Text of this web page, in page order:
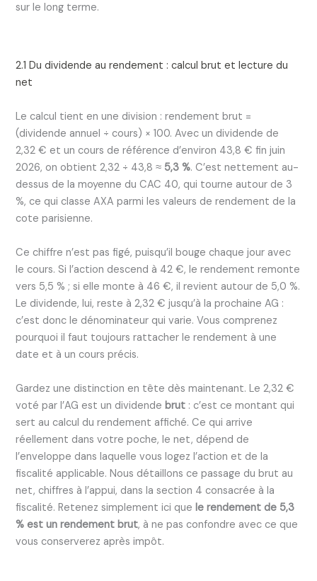
sur le long terme.
2.1 Du dividende au rendement : calcul brut et lecture du
net
Le calcul tient en une division : rendement brut =
(dividende annuel ÷ cours) × 100. Avec un dividende de
2,32 € et un cours de référence d’environ 43,8 € fin juin
2026, on obtient 2,32 ÷ 43,8 ≈ 5,3 %. C’est nettement au-
dessus de la moyenne du CAC 40, qui tourne autour de 3
%, ce qui classe AXA parmi les valeurs de rendement de la
cote parisienne.
Ce chiffre n’est pas figé, puisqu’il bouge chaque jour avec
le cours. Si l’action descend à 42 €, le rendement remonte
vers 5,5 % ; si elle monte à 46 €, il revient autour de 5,0 %.
Le dividende, lui, reste à 2,32 € jusqu’à la prochaine AG :
c’est donc le dénominateur qui varie. Vous comprenez
pourquoi il faut toujours rattacher le rendement à une
date et à un cours précis.
Gardez une distinction en tête dès maintenant. Le 2,32 €
voté par l’AG est un dividendebrut : c’est ce montant qui
sert au calcul du rendement affiché. Ce qui arrive
réellement dans votre poche, le net, dépend de
l’enveloppe dans laquelle vous logez l’action et de la
fiscalité applicable. Nous détaillons ce passage du brut au
net, chiffres à l’appui, dans la section 4 consacrée à la
fiscalité. Retenez simplement ici quele rendement de 5,3
% est un rendement brut, à ne pas confondre avec ce que
vous conserverez après impôt.